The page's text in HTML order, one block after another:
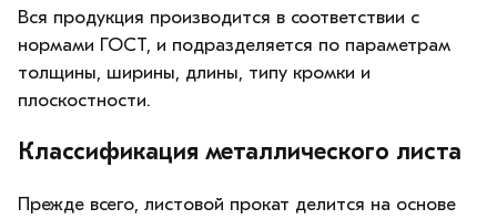
Вся продукция производится в соответствии с
нормами ГОСТ, и подразделяется по параметрам
толщины, ширины, длины, типу кромки и
плоскостности.
Классификация металлического листа
Прежде всего, листовой прокат делится на основе